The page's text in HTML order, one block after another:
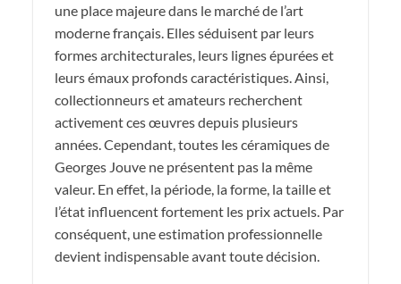
une place majeure dans le marché de l’art
moderne français. Elles séduisent par leurs
formes architecturales, leurs lignes épurées et
leurs émaux profonds caractéristiques. Ainsi,
collectionneurs et amateurs recherchent
activement ces œuvres depuis plusieurs
années. Cependant, toutes les céramiques de
Georges Jouve ne présentent pas la même
valeur. En effet, la période, la forme, la taille et
l’état influencent fortement les prix actuels. Par
conséquent, une estimation professionnelle
devient indispensable avant toute décision.